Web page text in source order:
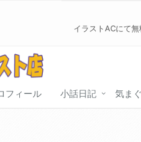
イラストACにて
フィール 小話日記 気ま